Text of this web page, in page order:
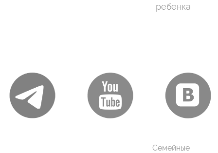
ребенка
Семейные